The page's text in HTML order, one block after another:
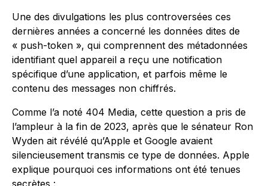
Une des divulgations les plus controversées ces
dernières années a concerné les données dites de
« push-token », qui comprennent des métadonnées
identifiant quel appareil a reçu une notification
spécifique d’une application, et parfois même le
contenu des messages non chiffrés.
Comme l’a noté 404 Media, cette question a pris de
l’ampleur à la fin de 2023, après que le sénateur Ron
Wyden ait révélé qu’Apple et Google avaient
silencieusement transmis ce type de données. Apple
explique pourquoi ces informations ont été tenues
secrètes :